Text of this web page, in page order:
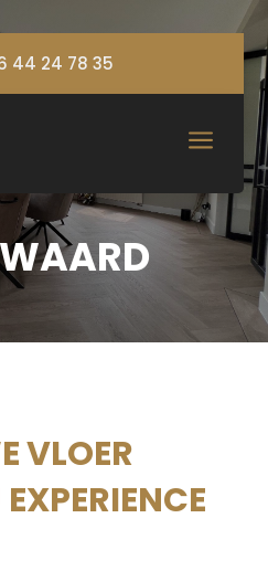
44 24 78 35
a
VLOER